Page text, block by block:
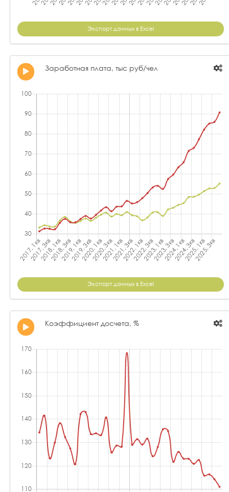
Экспорт данных в Excel
Заработная плата, тыс руб/чел
Экспорт данных в Excel
Коэффициент досчета, %